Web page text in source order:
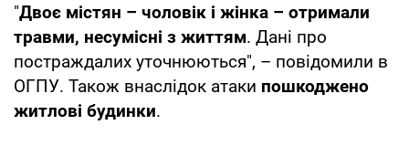
"Двоє містян – чоловік і жінка – отримали
травми, несумісні з життям. Дані про
постраждалих уточнюються", – повідомили в
ОГПУ. Також внаслідок атаки пошкоджено
житлові будинки.